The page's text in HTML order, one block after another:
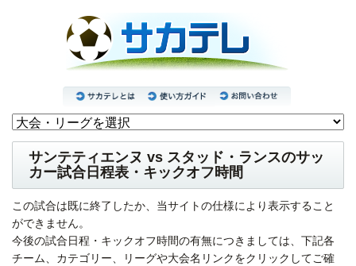
サンテティエンヌ vs スタッド・ランスのサッ
カー試合日程表・キックオフ時間
この試合は既に終了したか、当サイトの仕様により表示すること
ができません。
今後の試合日程・キックオフ時間の有無につきましては、下記各
チーム、カテゴリー、リーグや大会名リンクをクリックしてご確